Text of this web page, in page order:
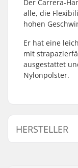
Der Carrera-
alle, die
hohen
Er hat eine
mit
ausgestattet
Nylonpolster.
HERSTELLER